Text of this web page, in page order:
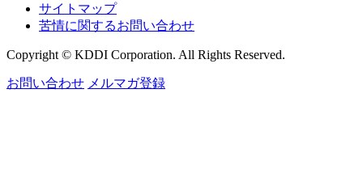
サイトマップ
苦情に関するお問い合わせ
Copyright © KDDI Corporation. All Rights Reserved.
お問い合わせ メルマガ登録